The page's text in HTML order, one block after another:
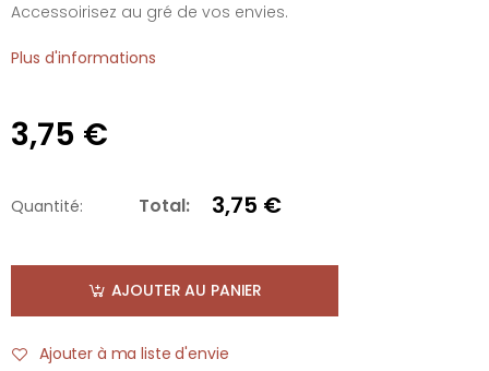
Accessoirisez au gré de vos envies.
Plus d'informations
3,75 €
Quantité: Total: 3,75 €
AJOUTER AU PANIER
Ajouter à ma liste d'envie